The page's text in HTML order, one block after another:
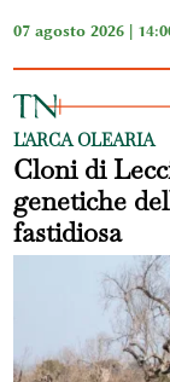
07 agosto 2026 |
L'ARCA OLEARIA
Cloni di
genetiche
fastidiosa